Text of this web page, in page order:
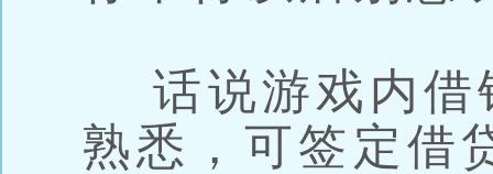
话说游戏内借
熟悉，可签定借